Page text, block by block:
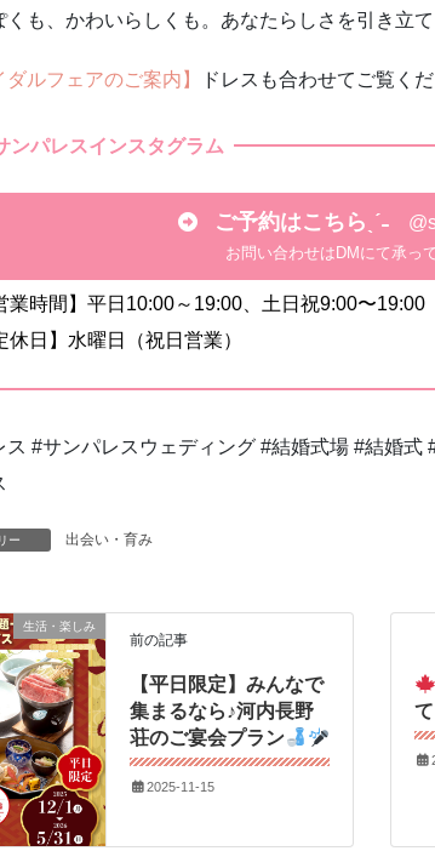
くも、かわいらしくも。あなたらしさを引き立
ダルフェアのご案内】 ドレスも合わせてご覧くだ
ンパレスインスタグラム
ご予約はこちらˎˊ˗
お問い合わせはDMにて承っ
業時間】平日10:00～19:00、土日祝9:00〜19:00
休日】水曜日（祝日営業）
ス #サンパレスウェディング #結婚式場 #結婚式
ー 出会い・育み
生活・楽しみ
前の記事
【平日限定】みんなで
集まるなら♪河内長野
荘のご宴会プラン
2025-11-15